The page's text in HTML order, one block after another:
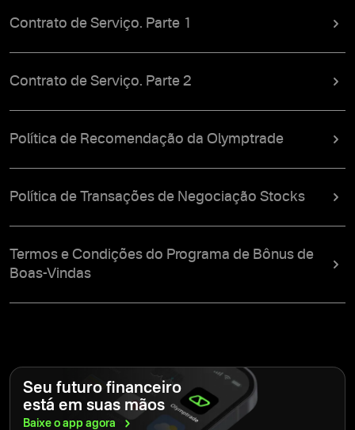
Contrato de Serviço. Parte 1
Contrato de Serviço. Parte 2
Política de Recomendação da Olymptrade
Política de Transações de Negociação Stocks
Termos e Condições do Programa de Bônus de
Boas-Vindas
Seu futuro financeiro
está em suas mãos
Baixe o app agora